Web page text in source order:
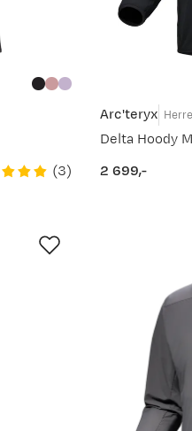
(3)
Arc'teryx Herre
Delta Hoody
price
2 699,-